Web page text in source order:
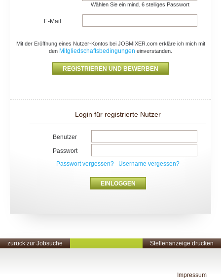
Wählen Sie ein mind. 6 stelliges Passwort
E-Mail
Mit der Eröffnung eines Nutzer-Kontos bei JOBMIXER.com erkläre ich mich mit
den Mitgliedschaftsbedingungen einverstanden.
Login für registrierte Nutzer
Benutzer
Passwort
Passwort vergessen?
Username vergessen?
zurück zur Jobsuche Stellenanzeige drucken
Impressum